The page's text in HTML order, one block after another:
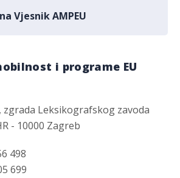
Vjesnik AMPEU
i programe EU
zgrada Leksikografskog zavoda
- 10000 Zagreb
498
699